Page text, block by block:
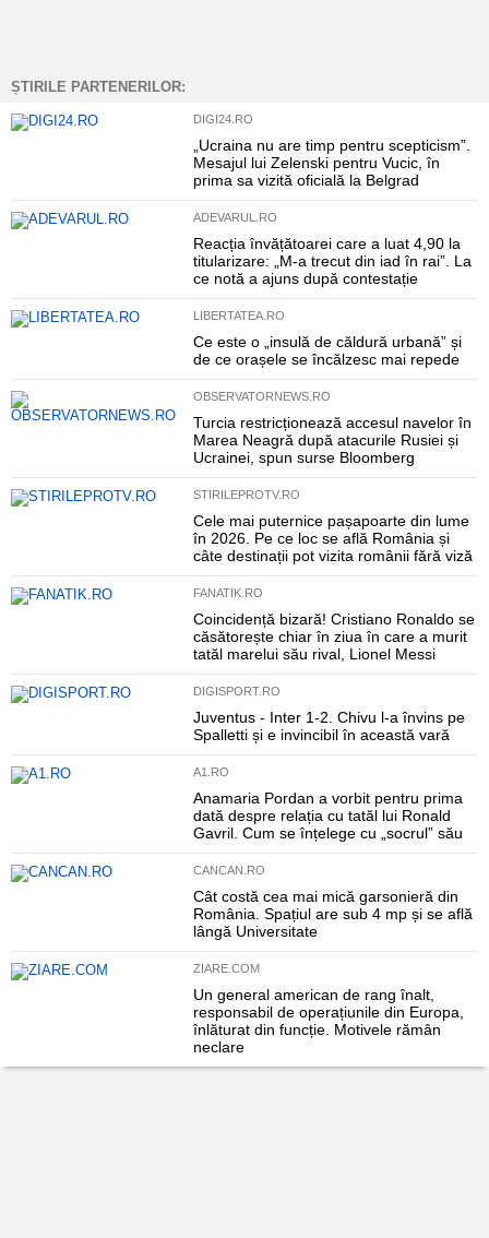
ȘTIRILE PARTENERILOR:
DIGI24.RO
„Ucraina nu are timp pentru scepticism”.
Mesajul lui Zelenski pentru Vucic, în
prima sa vizită oficială la Belgrad
ADEVARUL.RO
Reacția învățătoarei care a luat 4,90 la
titularizare: „M-a trecut din iad în rai”. La
ce notă a ajuns după contestație
LIBERTATEA.RO
Ce este o „insulă de căldură urbană” și
de ce orașele se încălzesc mai repede
OBSERVATORNEWS.RO
Turcia restricționează accesul navelor în
Marea Neagră după atacurile Rusiei și
Ucrainei, spun surse Bloomberg
STIRILEPROTV.RO
Cele mai puternice pașapoarte din lume
în 2026. Pe ce loc se află România și
câte destinații pot vizita românii fără viză
FANATIK.RO
Coincidență bizară! Cristiano Ronaldo se
căsătorește chiar în ziua în care a murit
tatăl marelui său rival, Lionel Messi
DIGISPORT.RO
Juventus - Inter 1-2. Chivu l-a învins pe
Spalletti și e invincibil în această vară
A1.RO
Anamaria Pordan a vorbit pentru prima
dată despre relația cu tatăl lui Ronald
Gavril. Cum se înțelege cu „socrul” său
CANCAN.RO
Cât costă cea mai mică garsonieră din
România. Spațiul are sub 4 mp și se află
lângă Universitate
ZIARE.COM
Un general american de rang înalt,
responsabil de operațiunile din Europa,
înlăturat din funcție. Motivele rămân
neclare